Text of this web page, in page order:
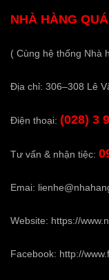
NHÀ HÀNG
( Cùng hệ thống Nhà
Địa chỉ: 306–308 Lê
Điện thoại: (028) 3
Tư vấn & nhận tiệc:
Emai:
Website: https://
Facebook: http://